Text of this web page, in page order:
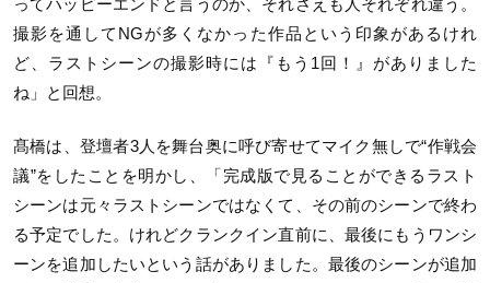
ってハッピーエンドと言うのか、それさえも人それぞれ違う。
撮影を通してNGが多くなかった作品という印象があるけれ
ど、ラストシーンの撮影時には『もう1回！』がありました
ね」と回想。
髙橋は、登壇者3人を舞台奥に呼び寄せてマイク無しで“作戦会
議”をしたことを明かし、「完成版で見ることができるラスト
シーンは元々ラストシーンではなくて、その前のシーンで終わ
る予定でした。けれどクランクイン直前に、最後にもうワンシ
ーンを追加したいという話がありました。最後のシーンが追加